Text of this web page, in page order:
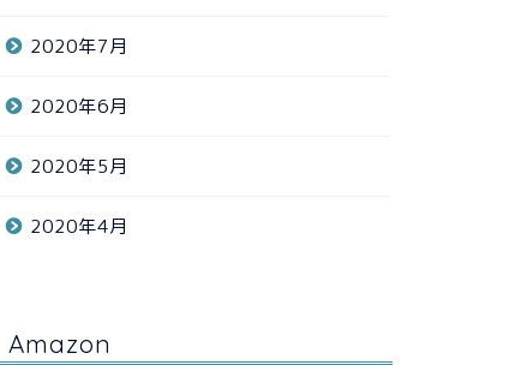
2020年7月
2020年6月
2020年5月
2020年4月
Amazon